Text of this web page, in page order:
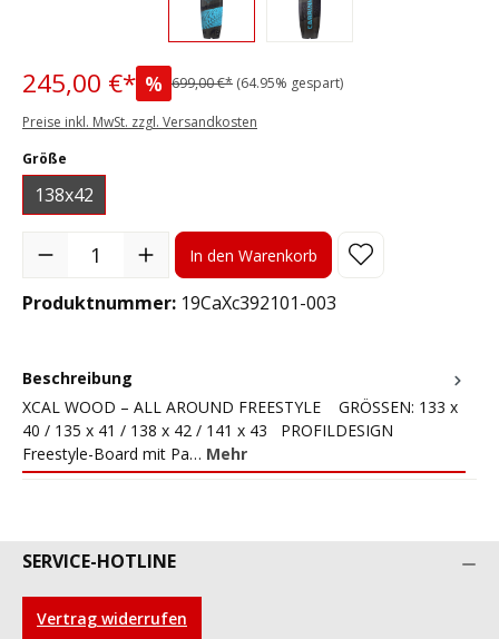
245,00 €* % 699,00 €* (64.95% gespart)
Preise inkl. MwSt. zzgl. Versandkosten
Größe
138x42
Produkt Anzahl: Gib den gewünschten Wert ein oder benutze
In den Warenkorb
Produktnummer: 19CaXc392101-003
Beschreibung
XCAL WOOD – ALL AROUND FREESTYLE GRÖSSEN: 133 x
40 / 135 x 41 / 138 x 42 / 141 x 43 PROFILDESIGN
Freestyle-Board mit Pa… Mehr
SERVICE-HOTLINE
Vertrag widerrufen